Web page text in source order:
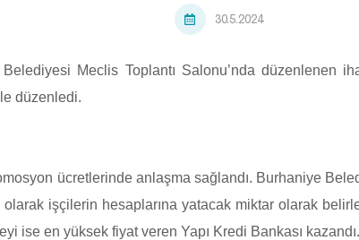
30.5.2024
Meclis Toplantı Salonu’nda düzenlenen
düzenledi.
ücretlerinde anlaşma sağlandı. Burhaniye
işçilerin hesaplarına yatacak miktar olarak
ise en yüksek fiyat veren Yapı Kredi Bankası kazandı.